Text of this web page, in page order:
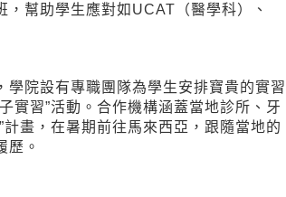
幫助學生應對如UCAT（醫學科）、
院設有專職團隊為學生安排寶貴的實習
實習”活動。合作機構涵蓋當地診所、牙
畫，在暑期前往馬來西亞，跟隨當地的
歷。